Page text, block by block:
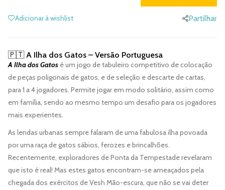
Adicionar à wishlist Partilhar
🇵🇹 A Ilha dos Gatos – Versão Portuguesa
A Ilha dos Gatos é um jogo de tabuleiro competitivo de colocação
de peças poligonais de gatos, e de seleção e descarte de cartas,
para 1 a 4 jogadores. Permite jogar em modo solitário, assim como
em família, sendo ao mesmo tempo um desafio para os jogadores
mais experientes.
As lendas urbanas sempre falaram de uma fabulosa ilha povoada
por uma raça de gatos sábios, ferozes e brincalhões.
Recentemente, exploradores de Ponta da Tempestade revelaram
que isto é real! Mas estes gatos encontram-se ameaçados pela
chegada dos exércitos de Vesh Mão-escura, que não se vai deter